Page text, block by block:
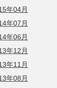
年04月
年07月
年06月
年12月
年11月
年08月